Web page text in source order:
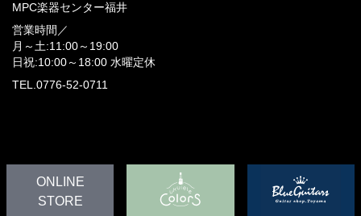
MPC楽器センター福井
営業時間／
月～土:11:00～19:00
日祝:10:00～18:00 水曜定休
TEL.0776-52-0711
ONLINE
STORE